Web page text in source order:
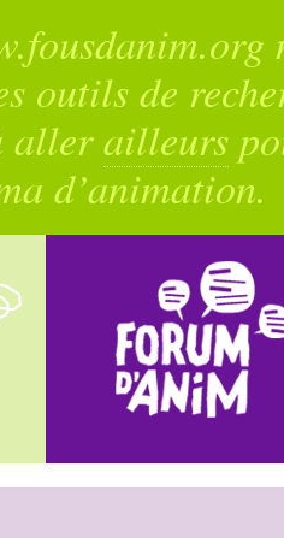
outils de
allerailleurs
d’animation.